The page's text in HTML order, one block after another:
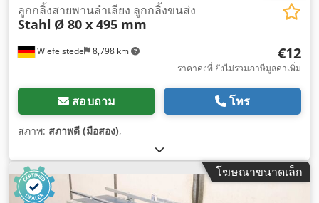
Wiefelstede 8,798 km
ลูกกลิ้งสายพานลำเลียง ลูกกลิ้งขนส่ง
Stahl Ø 80 x 495 mm
€12
ราคาคงที่ ยังไม่รวมภาษีมูลค่าเพิ่ม
สอบถาม โทร
สภาพ: สภาพดี (มือสอง),
โฆษณาขนาดเล็ก